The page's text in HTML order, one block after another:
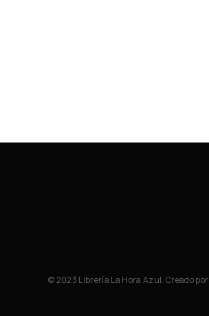
© 2023 Librería La Hora Azul. Creado por